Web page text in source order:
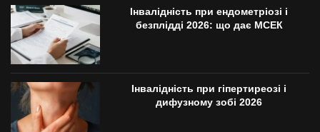
Інвалідність при ендометріозі і
безплідді 2026: що дає МСЕК
Інвалідність при гіпертиреозі і
дифузному зобі 2026